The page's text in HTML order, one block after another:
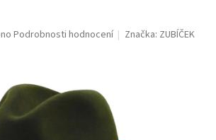
Podrobnosti hodnocení Značka: ZUBÍČEK